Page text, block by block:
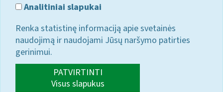
Analitiniai slapukai
Renka statistinę informaciją apie svetainės
naudojimą ir naudojami Jūsų naršymo patirties
gerinimui.
PATVIRTINTI
Visus slapukus